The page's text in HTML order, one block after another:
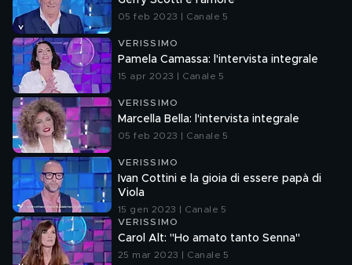
05 feb 2023 | Canale 5
VERISSIMO
Pamela Camassa: l'intervista integrale
15 apr 2023 | Canale 5
VERISSIMO
Marcella Bella: l'intervista integrale
05 feb 2023 | Canale 5
VERISSIMO
Ivan Cottini e la gioia di essere papà di
Viola
15 gen 2023 | Canale 5
VERISSIMO
Carol Alt: "Ho amato tanto Senna"
25 mar 2023 | Canale 5